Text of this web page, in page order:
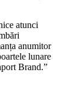
atunci
anumitor
lunare
Brand.”